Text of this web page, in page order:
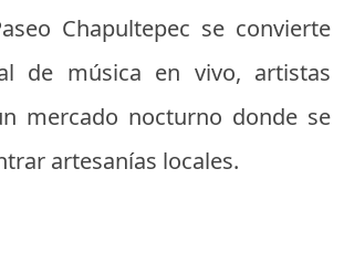
Chapultepec se convierte
de música en vivo, artistas
mercado nocturno donde se
artesanías locales.